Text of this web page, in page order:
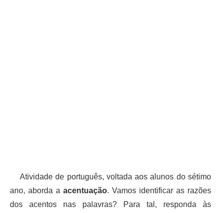
Atividade de português, voltada aos alunos do sétimo
ano, aborda a acentuação. Vamos identificar as razões
dos acentos nas palavras? Para tal, responda às